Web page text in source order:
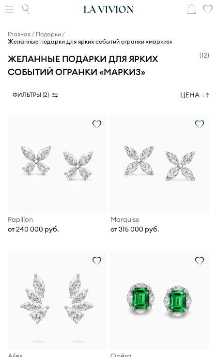
Главная
Подарки
Желанные подарки для ярких событий огранки «маркиз»
ЖЕЛАННЫЕ ПОДАРКИ ДЛЯ ЯРКИХ
СОБЫТИЙ ОГРАНКИ «МАРКИЗ»
(12)
ФИЛЬТРЫ (2) ЦЕНА
Papillon
от 240 000 руб.
Marquise
от 315 000 руб.